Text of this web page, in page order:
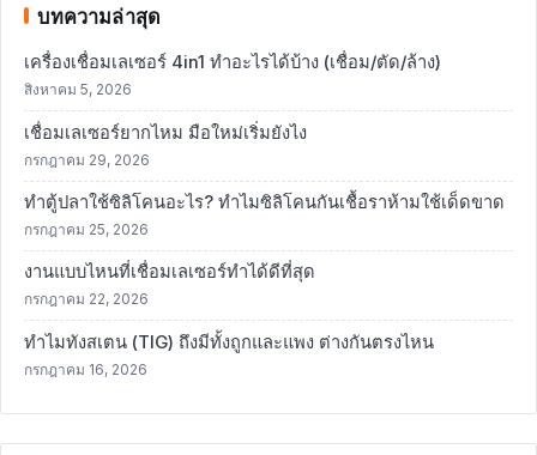
บทความล่าสุด
เครื่องเชื่อมเลเซอร์ 4in1 ทำอะไรได้บ้าง (เชื่อม/ตัด/ล้าง)
สิงหาคม 5, 2026
เชื่อมเลเซอร์ยากไหม มือใหม่เริ่มยังไง
กรกฎาคม 29, 2026
ทำตู้ปลาใช้ซิลิโคนอะไร? ทำไมซิลิโคนกันเชื้อราห้ามใช้เด็ดขาด
กรกฎาคม 25, 2026
งานแบบไหนที่เชื่อมเลเซอร์ทำได้ดีที่สุด
กรกฎาคม 22, 2026
ทำไมทังสเตน (TIG) ถึงมีทั้งถูกและแพง ต่างกันตรงไหน
กรกฎาคม 16, 2026